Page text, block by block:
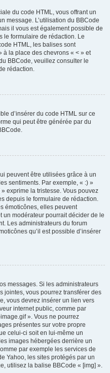
du code HTML, vous offrant un
message. L’utilisation du BBCode
il vous est également possible de
le formulaire de rédaction. Le
HTML, les balises sont
à la place des chevrons « < » et
BBCode, veuillez consulter le
rédaction.
d’insérer du code HTML sur ce
qui peut être générée par du
peuvent être utilisées grâce à un
sentiments. Par exemple, « :) »
exprime la tristesse. Vous pouvez
depuis le formulaire de rédaction.
émoticônes, elles peuvent
modérateur pourrait décider de le
Les administrateurs du forum
qu’il est possible d’insérer
messages. Si les administrateurs
jointes, vous pourrez transférer des
vous devrez insérer un lien vers
internet public, comme par
». Vous ne pourrez
présentes sur votre propre
celui-ci soit en lui-même un
images hébergées derrière un
par exemple les services de
Yahoo, les sites protégés par un
utilisez la balise BBCode « [img] ».